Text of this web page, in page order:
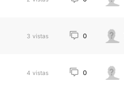
3 vistas 0
4 vistas 0